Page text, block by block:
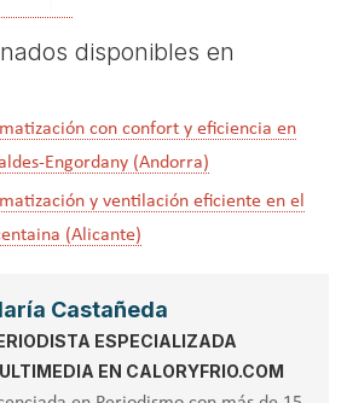
disponibles en
con confort y eficiencia en
Engordany (Andorra)
y ventilación eficiente en el
(Alicante)
Castañeda
ESPECIALIZADA
EN CALORYFRIO.COM